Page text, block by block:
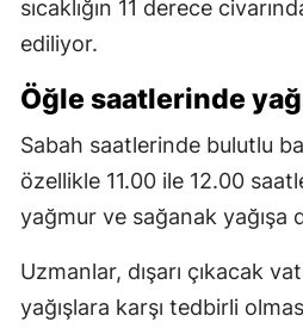
sıcaklığın 11 derece
ediliyor.
Öğle saatlerinde
Sabah saatlerinde bulutlu
özellikle 11.00 ile 12.00
yağmur ve sağanak yağışa
Uzmanlar, dışarı çıkacak
yağışlara karşı tedbirli